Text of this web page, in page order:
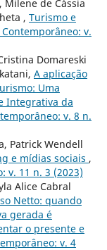
Milene de Cássia
, Turismo e
v.
Domareski
A aplicação
Uma
Integrativa da
v. 8 n.
Patrick Wendell
e mídias sociais ,
v. 11 n. 3 (2023)
Alice Cabral
Netto: quando
gerada é
o presente e
v. 4